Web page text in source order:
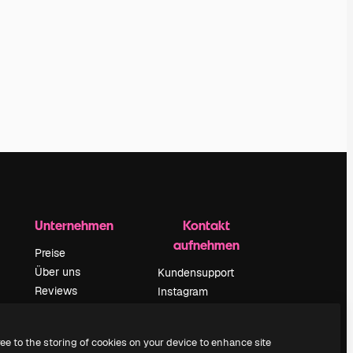
Unternehmen
Preise
Über uns
Reviews
Blog
Kontakt
aufnehmen
Kundensupport
Instagram
TikTok
to the storing of cookies on your device to enhance site